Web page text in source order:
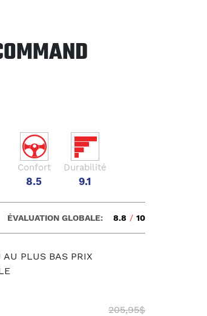
Confort
8.5
Durabilité
9.1
ÉVALUATION GLOBALE: 8.8 / 10
PLUS BAS PRIX
205,95$